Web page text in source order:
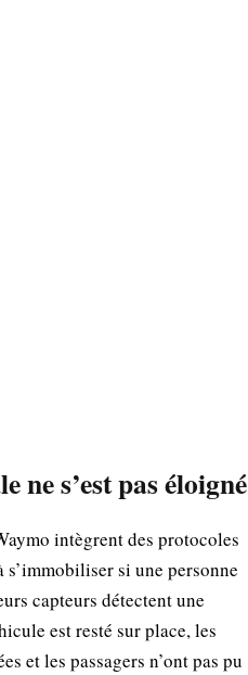
ne s’est pas éloigné
intègrent des protocoles
si une personne
capteurs détectent une
est resté sur place, les
et les passagers n’ont pas pu